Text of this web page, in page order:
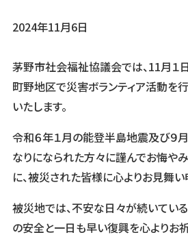
2024年11月6日
茅野市社会福祉協議会では、11月１
町野地区で災害ボランティア活動を
いたします。
令和６年１月の能登半島地震及び９月
なりになられた方々に謹んでお悔や
に、被災された皆様に心よりお見舞い
被災地では、不安な日々が続いてい
の安全と一日も早い復興を心よりお